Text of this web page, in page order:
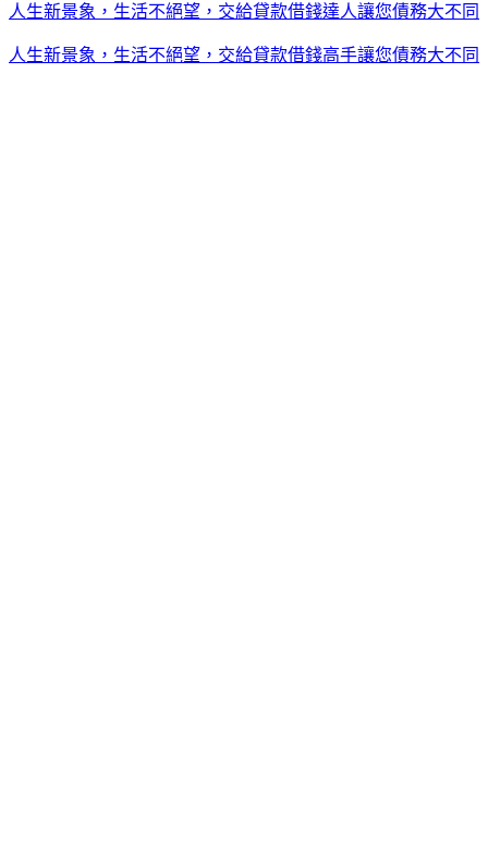
人生新景象，生活不絕望，交給貸款借錢達人讓您債務大不同
人生新景象，生活不絕望，交給貸款借錢高手讓您債務大不同